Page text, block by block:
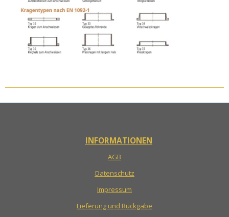
INFORMATIONEN
AGB
Datenschutz
Impressum
Lieferung und Rückgabe